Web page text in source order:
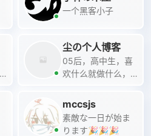
一个黑客小子
尘の个人博客
05后，高中生，喜
欢什么就做什么，
姆级，希望能对你
有用QwQ
mccsjs
素敵な一日が始ま
ります🎉🎉🎉